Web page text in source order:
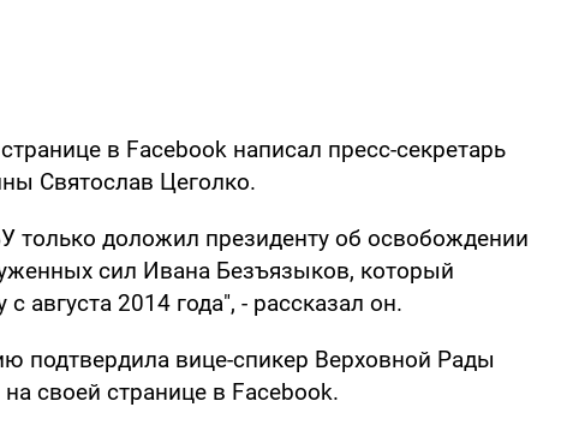
в Facebook написал пресс-секретарь
Святослав Цеголко.
только доложил президенту об освобождении
сил Ивана Безъязыков, который
с августа 2014 года", - рассказал он.
подтвердила вице-спикер Верховной Рады
своей странице в Facebook.